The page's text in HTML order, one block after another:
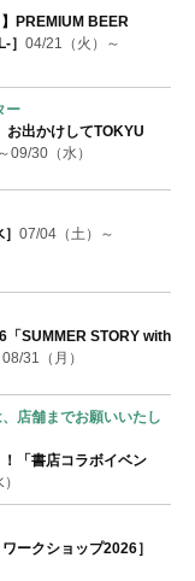
PREMIUM BEER
］ 04/21（火）～
ー
お出かけしてTOKYU
09/30（水）
07/04（土）～
「SUMMER STORY with
31（月）
店舗までお願いいたし
「書店コラボイベン
ークショップ2026］